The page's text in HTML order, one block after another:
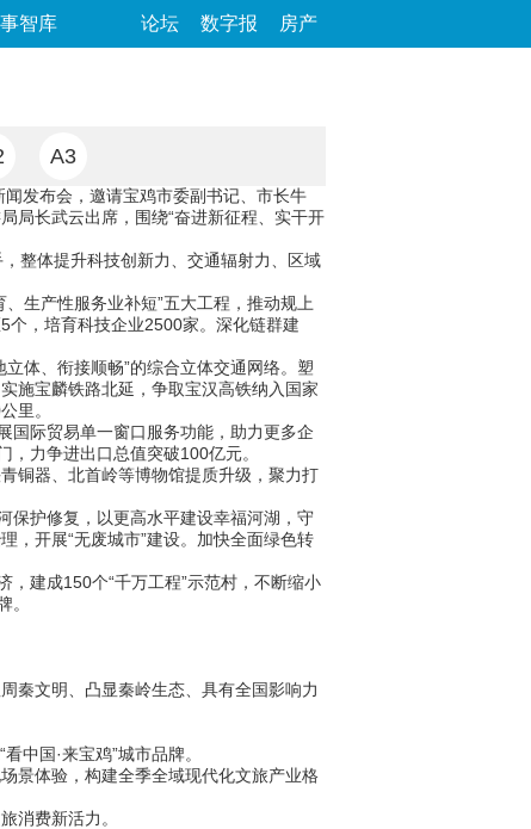
智库 论坛 数字报 房产
A3
发布会，邀请宝鸡市委副书记、市长牛
局长武云出席，围绕“奋进新征程、实干开
整体提升科技创新力、交通辐射力、区域
生产性服务业补短”五大工程，推动规上
个，培育科技企业2500家。深化链群建
体、衔接顺畅”的综合立体交通网络。塑
施宝麟铁路北延，争取宝汉高铁纳入国家
里。
际贸易单一窗口服务功能，助力更多企
力争进出口总值突破100亿元。
铜器、北首岭等博物馆提质升级，聚力打
护修复，以更高水平建设幸福河湖，守
，开展“无废城市”建设。加快全面绿色转
建成150个“千万工程”示范村，不断缩小
。
文明、凸显秦岭生态、具有全国影响力
国·来宝鸡”城市品牌。
景体验，构建全季全域现代化文旅产业格
消费新活力。